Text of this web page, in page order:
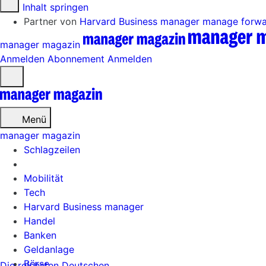
Zum Inhalt springen
Partner von Harvard Business manager manage
manager magazin
Anmelden Abonnement Anmelden
öffnen
Menü
Schlagzeilen
Mobilität
Tech
Harvard Business manager
Handel
Banken
Geldanlage
Börse
manager magazin